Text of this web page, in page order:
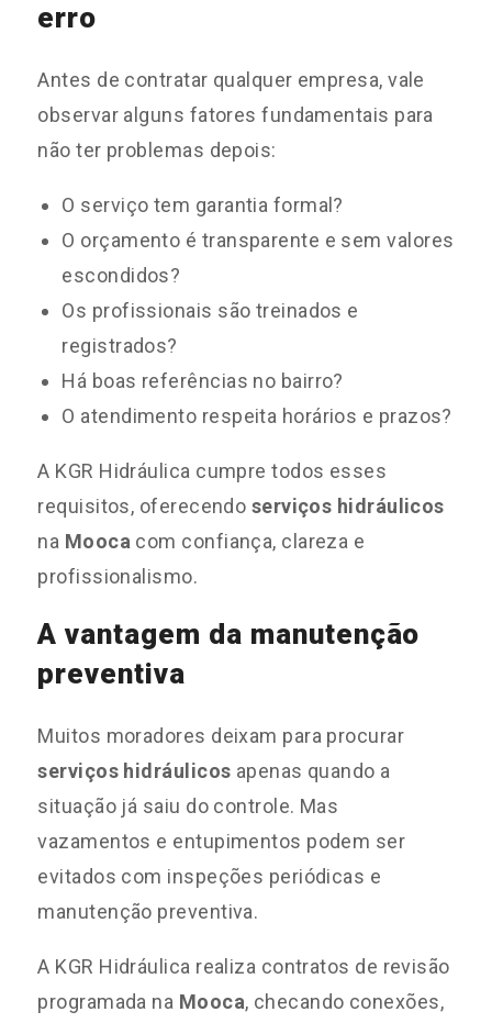
erro
Antes de contratar qualquer empresa, vale
observar alguns fatores fundamentais para
não ter problemas depois:
O serviço tem garantia formal?
O orçamento é transparente e sem valores
escondidos?
Os profissionais são treinados e
registrados?
Há boas referências no bairro?
O atendimento respeita horários e prazos?
A KGR Hidráulica cumpre todos esses
requisitos, oferecendo serviços hidráulicos
na Mooca com confiança, clareza e
profissionalismo.
A vantagem da manutenção
preventiva
Muitos moradores deixam para procurar
serviços hidráulicos apenas quando a
situação já saiu do controle. Mas
vazamentos e entupimentos podem ser
evitados com inspeções periódicas e
manutenção preventiva.
A KGR Hidráulica realiza contratos de revisão
programada na Mooca, checando conexões,